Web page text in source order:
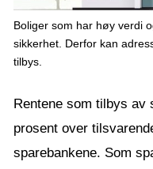
Boliger som har høy verdi
sikkerhet. Derfor kan
tilbys.
Rentene som tilbys av
prosent over
sparebankene. Som